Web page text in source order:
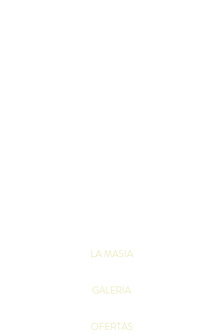
LA MASIA
GALERIA
OFERTAS